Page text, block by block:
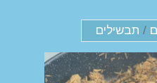
/ תבשילים